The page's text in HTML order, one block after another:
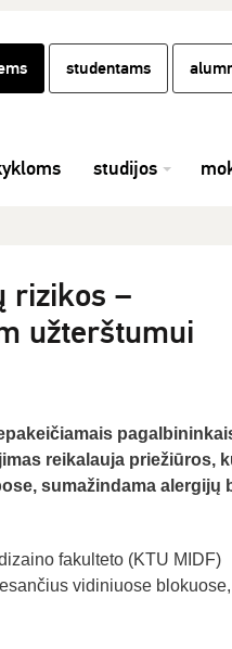
studentams
studijos
rizikos –
užterštumui
reikalauja priežiūros,
sumažindama alergijų
fakulteto (KTU MIDF)
vidiniuose blokuose,